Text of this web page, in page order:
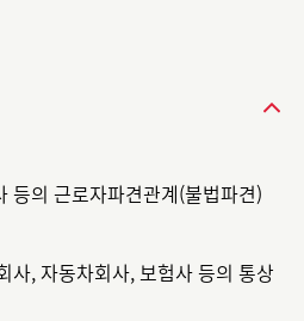
등의 근로자파견관계(불법파견)
사, 자동차회사, 보험사 등의 통상